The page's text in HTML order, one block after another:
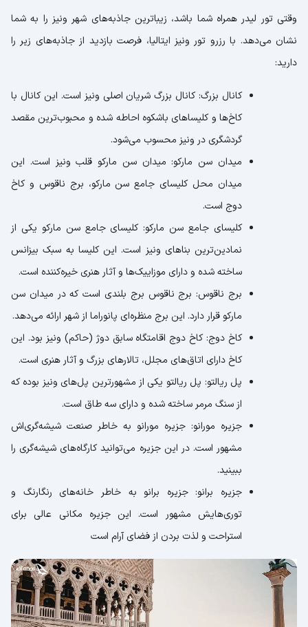
وقتی تور لیدر همراه شما باشد، زیباترین جاذبه‌های شهر ونیز را به شما
نشان می‌دهد. با رزرو تور ونیز ایتالیا، فرصت بازدید از جاذبه‌های زیر را
دارید:
کانال بزرگ: کانال بزرگ شریان اصلی ونیز است. این کانال با
کاخ‌ها و کلیساهای باشکوه احاطه شده و محبوب‌ترین مقصد
گردشگری در ونیز محسوب می‌شود.
میدان سن مارکو: میدان سن مارکو قلب ونیز است. این
میدان محل کلیسای جامع سن مارکو، برج ناقوس و کاخ
دوج است.
کلیسای جامع سن مارکو: کلیسای جامع سن مارکو یکی از
نمادین‌ترین بناهای ونیز است. این کلیسا به سبک بیزانس
ساخته شده و دارای موزاییک‌ها و آثار هنری خیره‌کننده است.
برج ناقوس: برج ناقوس برج بلندی است که در میدان سن
مارکو قرار دارد. این برج منظره‌ای پانوراما از شهر ارائه می‌دهد.
کاخ دوج: کاخ دوج اقامتگاه سابق دوژ (حاکم) ونیز بود. این
کاخ دارای اتاق‌های مجلل، تالارهای بزرگ و آثار هنری است.
پل ریالتو: پل ریالتو یکی از مشهورترین پل‌های ونیز بوده که
از سنگ مرمر ساخته شده و دارای سه طاق است.
جزیره مورانو: جزیره مورانو به خاطر صنعت شیشه‌گری‌اش
مشهور است. در این جزیره می‌توانید کارگاه‌های شیشه‌گری را
ببینید.
جزیره برانو: جزیره برانو به خاطر خانه‌های رنگارنگ و
توری‌هایش مشهور است. این جزیره مکانی عالی برای
استراحت و لذت بردن از فضای آرام است